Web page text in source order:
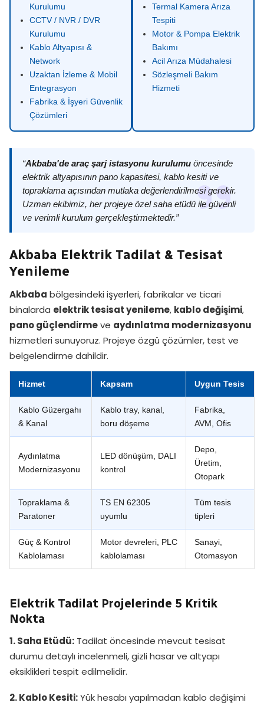
Kurulumu
CCTV / NVR / DVR
Kurulumu
Kablo Altyapısı &
Network
Uzaktan İzleme & Mobil
Entegrasyon
Fabrika & İşyeri Güvenlik
Çözümleri
Termal Kamera Arıza
Tespiti
Motor & Pompa Elektrik
Bakımı
Acil Arıza Müdahalesi
Sözleşmeli Bakım
Hizmeti
“Akbaba'de araç şarj istasyonu kurulumu öncesinde
elektrik altyapısının pano kapasitesi, kablo kesiti ve
topraklama açısından mutlaka değerlendirilmesi gerekir.
Uzman ekibimiz, her projeye özel saha etüdü ile güvenli
ve verimli kurulum gerçekleştirmektedir.”
Akbaba Elektrik Tadilat & Tesisat
Yenileme
Akbaba bölgesindeki işyerleri, fabrikalar ve ticari
binalarda elektrik tesisat yenileme, kablo değişimi,
pano güçlendirmeve aydınlatma modernizasyonu
hizmetleri sunuyoruz. Projeye özgü çözümler, test ve
belgelendirme dahildir.
Hizmet Kapsam Uygun Tesis
Kablo Güzergahı
& Kanal
Kablo tray, kanal,
boru döşeme
Fabrika,
AVM, Ofis
Aydınlatma
Modernizasyonu
LED dönüşüm, DALI
kontrol
Depo,
Üretim,
Otopark
Topraklama &
Paratoner
TS EN 62305
uyumlu
Tüm tesis
tipleri
Güç & Kontrol
Kablolaması
Motor devreleri, PLC
kablolaması
Sanayi,
Otomasyon
Elektrik Tadilat Projelerinde 5 Kritik
Nokta
1. Saha Etüdü: Tadilat öncesinde mevcut tesisat
durumu detaylı incelenmeli, gizli hasar ve altyapı
eksiklikleri tespit edilmelidir.
2. Kablo Kesiti:Yük hesabı yapılmadan kablo değişimi